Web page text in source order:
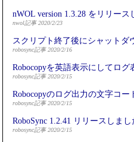
nWOL version 1.3.28 をリリース
nwol記事 2020/2/23
スクリプト終了後にシャットダ
robosync記事 2020/2/16
Robocopyを英語表示にしてロ
robosync記事 2020/2/15
Robocopyのログ出力の文字コ
robosync記事 2020/2/15
RoboSync 1.2.41 リリースしまし
robosync記事 2020/2/15